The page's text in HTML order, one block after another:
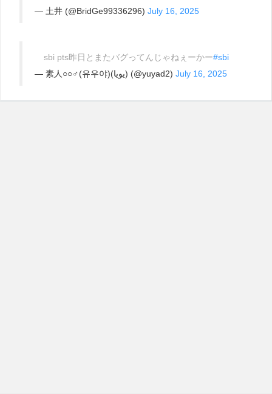
— 土井 (@BridGe99336296) July 16, 2025
sbi pts昨日とまたバグってんじゃねぇーかー#sbi
— 素人○○‍♂️(유우야)(يويا) (@yuyad2) July 16, 2025